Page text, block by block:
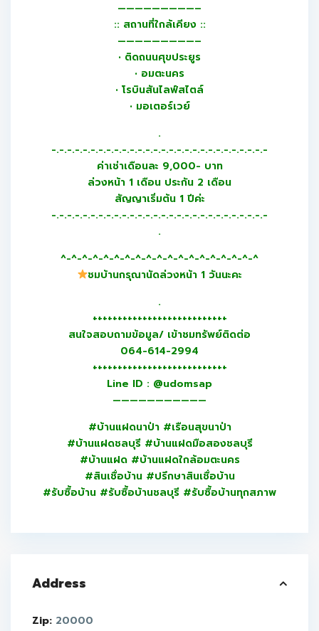
—————————–
:: สถานที่ใกล้เคียง ::
—————————–
• ติดถนนศุขประยูร
• อมตะนคร
• โรบินสันไลฟ์สไตล์
• มอเตอร์เวย์
.
-.-.-.-.-.-.-.-.-.-.-.-.-.-.-.-.-.-.-.-.-.-.-.-.-.-.-.-
ค่าเช่าเดือนละ 9,000- บาท
ล่วงหน้า 1 เดือน ประกัน 2 เดือน
สัญญาเริ่มต้น 1 ปีค่ะ
-.-.-.-.-.-.-.-.-.-.-.-.-.-.-.-.-.-.-.-.-.-.-.-.-.-.-.-
.
^-^-^-^-^-^-^-^-^-^-^-^-^-^-^-^-^-^-^
ชมบ้านกรุณานัดล่วงหน้า 1 วันนะคะ
.
+++++++++++++++++++++++++++
สนใจสอบถามข้อมูล/ เข้าชมทรัพย์ติดต่อ
064-614-2994
+++++++++++++++++++++++++++
Line ID : @udomsap
———————————
#บ้านแฝดนาป่า #เรือนสุขนาป่า
#บ้านแฝดชลบุรี #บ้านแฝดมือสองชลบุรี
#บ้านแฝด #บ้านแฝดใกล้อมตะนคร
#สินเชื่อบ้าน #ปรึกษาสินเชื่อบ้าน
#รับซื้อบ้าน #รับซื้อบ้านชลบุรี #รับซื้อบ้านทุกสภาพ
Address
Zip: 20000